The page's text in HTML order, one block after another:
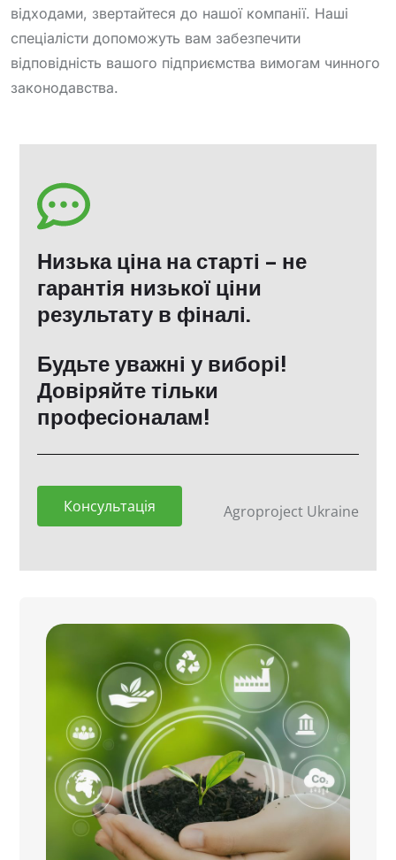
відходами, звертайтеся до нашої компанії. Наші
спеціалісти допоможуть вам забезпечити
відповідність вашого підприємства вимогам чинного
законодавства.
Низька ціна на старті – не
гарантія низької ціни
результату в фіналі.
Будьте уважні у виборі!
Довіряйте тільки
професіоналам!
Консультація Agroproject Ukraine